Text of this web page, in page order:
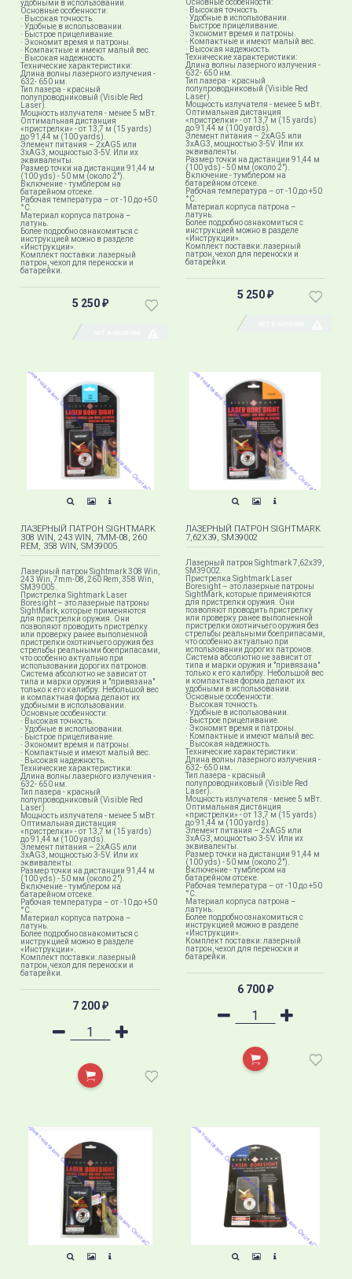
удобными в использовании.
Основные особенности:
· Высокая точность.
· Удобные в использовании.
· Быстрое прицеливание.
· Экономит время и патроны.
· Компактные и имеют малый вес.
· Высокая надежность.
Технические характеристики:
Длина волны лазерного излучения -
632- 650 нм.
Тип лазера - красный
полупроводниковый (Visible Red
Laser).
Мощность излучателя - менее 5 мВт.
Оптимальная дистанция
«пристрелки» - от 13,7 м (15 yards)
до 91,44 м (100 yards).
Элемент питания – 2хAG5 или
3хAG3, мощностью 3-5V. Или их
эквиваленты.
Размер точки на дистанции 91,44 м
(100 yds) - 50 мм (около 2").
Включение - тумблером на
батарейном отсеке.
Рабочая температура – от -10 до +50
°C.
Материал корпуса патрона –
латунь.
Более подробно ознакомиться с
инструкцией можно в разделе
«Инструкции».
Комплект поставки: лазерный
патрон, чехол для переноски и
батарейки.
5 250 ₽
Основные особенности:
· Высокая точность.
· Удобные в использовании.
· Быстрое прицеливание.
· Экономит время и патроны.
· Компактные и имеют малый вес.
· Высокая надежность.
Технические характеристики:
Длина волны лазерного излучения -
632- 650 нм.
Тип лазера - красный
полупроводниковый (Visible Red
Laser).
Мощность излучателя - менее 5 мВт.
Оптимальная дистанция
«пристрелки» - от 13,7 м (15 yards)
до 91,44 м (100 yards).
Элемент питания – 2хAG5 или
3хAG3, мощностью 3-5V. Или их
эквиваленты.
Размер точки на дистанции 91,44 м
(100 yds) - 50 мм (около 2").
Включение - тумблером на
батарейном отсеке.
Рабочая температура – от -10 до +50
°C.
Материал корпуса патрона –
латунь.
Более подробно ознакомиться с
инструкцией можно в разделе
«Инструкции».
Комплект поставки: лазерный
патрон, чехол для переноски и
батарейки.
5 250 ₽
ЛАЗЕРНЫЙ ПАТРОН SIGHTMARK
308 WIN, 243 WIN, 7MM-08, 260
REM, 358 WIN, SM39005
Лазерный патрон Sightmark 308 Win,
243 Win, 7mm-08, 260 Rem, 358 Win,
SM39005.
Пристрелка Sightmark Laser
Boresight – это лазерные патроны
SightMark, которые применяются
для пристрелки оружия. Они
позволяют проводить пристрелку
или проверку ранее выполненной
пристрелки охотничьего оружия без
стрельбы реальными боеприпасами,
что особенно актуально при
использовании дорогих патронов.
Система абсолютно не зависит от
типа и марки оружия и "привязана"
только к его калибру. Небольшой вес
и компактная форма делают их
удобными в использовании.
Основные особенности:
· Высокая точность.
· Удобные в использовании.
· Быстрое прицеливание.
· Экономит время и патроны.
· Компактные и имеют малый вес.
· Высокая надежность.
Технические характеристики:
Длина волны лазерного излучения -
632- 650 нм.
Тип лазера - красный
полупроводниковый (Visible Red
Laser).
Мощность излучателя - менее 5 мВт.
Оптимальная дистанция
«пристрелки» - от 13,7 м (15 yards)
до 91,44 м (100 yards).
Элемент питания – 2хAG5 или
3хAG3, мощностью 3-5V. Или их
эквиваленты.
Размер точки на дистанции 91,44 м
(100 yds) - 50 мм (около 2").
Включение - тумблером на
батарейном отсеке.
Рабочая температура – от -10 до +50
°C.
Материал корпуса патрона –
латунь.
Более подробно ознакомиться с
инструкцией можно в разделе
«Инструкции».
Комплект поставки: лазерный
патрон, чехол для переноски и
батарейки.
7 200 ₽
ЛАЗЕРНЫЙ ПАТРОН SIGHTMARK
7,62X39, SM39002
Лазерный патрон Sightmark 7,62x39,
SM39002.
​Пристрелка Sightmark Laser
Boresight – это лазерные патроны
SightMark, которые применяются
для пристрелки оружия. Они
позволяют проводить пристрелку
или проверку ранее выполненной
пристрелки охотничьего оружия без
стрельбы реальными боеприпасами,
что особенно актуально при
использовании дорогих патронов.
Система абсолютно не зависит от
типа и марки оружия и "привязана"
только к его калибру. Небольшой вес
и компактная форма делают их
удобными в использовании.
Основные особенности:
· Высокая точность.
· Удобные в использовании.
· Быстрое прицеливание.
· Экономит время и патроны.
· Компактные и имеют малый вес.
· Высокая надежность.
Технические характеристики:
Длина волны лазерного излучения -
632- 650 нм.
Тип лазера - красный
полупроводниковый (Visible Red
Laser).
Мощность излучателя - менее 5 мВт.
Оптимальная дистанция
«пристрелки» - от 13,7 м (15 yards)
до 91,44 м (100 yards).
Элемент питания – 2хAG5 или
3хAG3, мощностью 3-5V. Или их
эквиваленты.
Размер точки на дистанции 91,44 м
(100 yds) - 50 мм (около 2").
Включение - тумблером на
батарейном отсеке.
Рабочая температура – от -10 до +50
°C.
Материал корпуса патрона –
латунь.
Более подробно ознакомиться с
инструкцией можно в разделе
«Инструкции».
Комплект поставки: лазерный
патрон, чехол для переноски и
батарейки.
6 700 ₽